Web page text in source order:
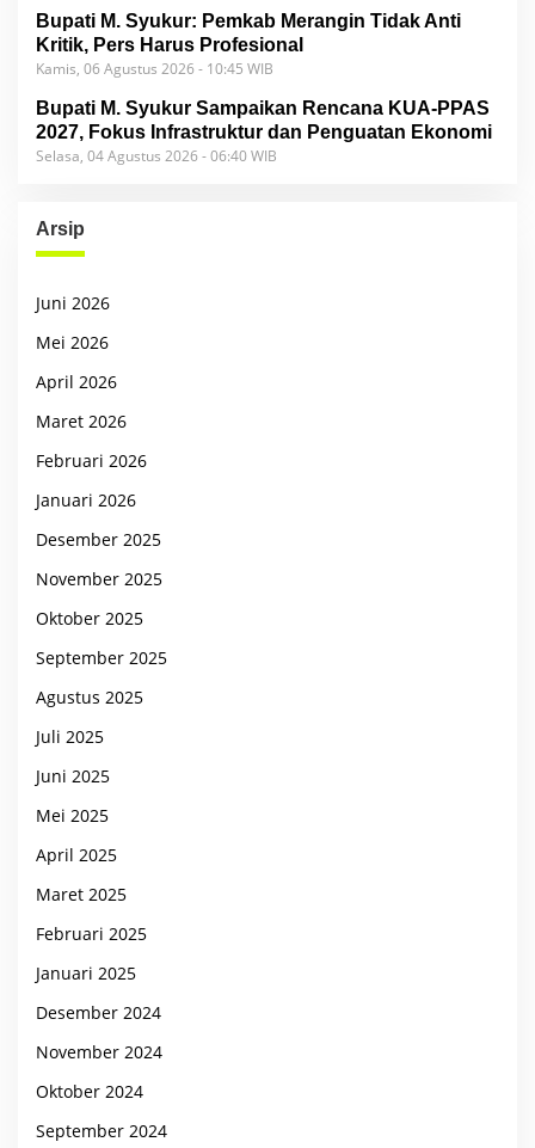
Bupati M. Syukur: Pemkab Merangin Tidak Anti
Kritik, Pers Harus Profesional
Kamis, 06 Agustus 2026 - 10:45 WIB
Bupati M. Syukur Sampaikan Rencana KUA-PPAS
2027, Fokus Infrastruktur dan Penguatan Ekonomi
Selasa, 04 Agustus 2026 - 06:40 WIB
Arsip
Juni 2026
Mei 2026
April 2026
Maret 2026
Februari 2026
Januari 2026
Desember 2025
November 2025
Oktober 2025
September 2025
Agustus 2025
Juli 2025
Juni 2025
Mei 2025
April 2025
Maret 2025
Februari 2025
Januari 2025
Desember 2024
November 2024
Oktober 2024
September 2024